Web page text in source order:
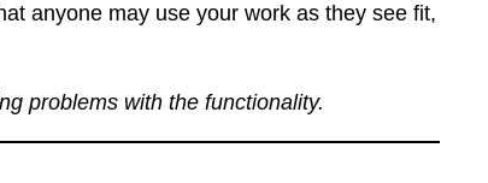
anyone may use your work as they see fit,
problems with the functionality.